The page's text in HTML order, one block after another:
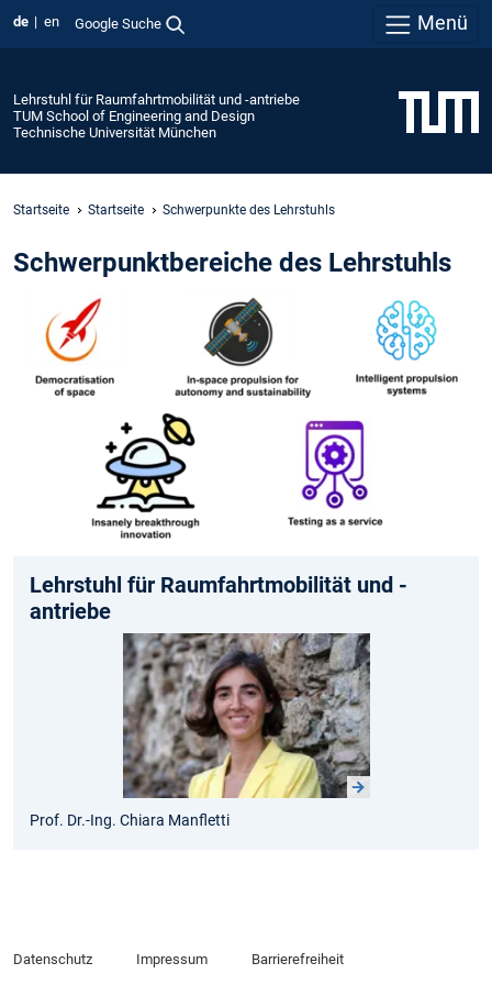
de en Google Suche Menü
Lehrstuhl für Raumfahrtmobilität und -antriebe
TUM School of Engineering and Design
Technische Universität München
Startseite Startseite Schwerpunkte des Lehrstuhls
Schwerpunktbereiche des Lehrstuhls
Lehrstuhl für Raumfahrtmobilität und -
antriebe
Prof. Dr.-Ing. Chiara Manfletti
Datenschutz Impressum Barrierefreiheit